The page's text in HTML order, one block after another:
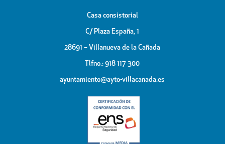
Casa consistorial
C/ Plaza España, 1
28691 – Villanueva de la Cañada
Tlfno.: 918 117 300
ayuntamiento@ayto-villacanada.es